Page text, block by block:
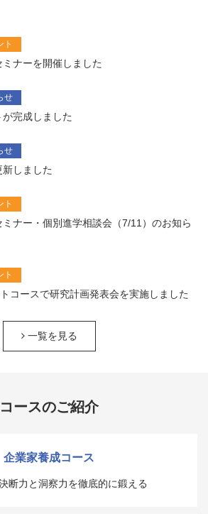
ト
ナーを開催しました
せ
完成しました
せ
しました
ト
ナー・個別進学相談会（7/11）のお知ら
ト
コースで研究計画発表会を実施しました
一覧を見る
コースのご紹介
企業家養成コース
断力と洞察力を徹底的に鍛える